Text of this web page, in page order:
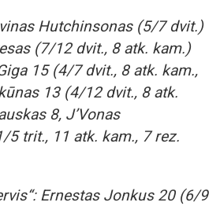
Hutchinsonas (5/7 dvit.)
(7/12 dvit., 8 atk. kam.)
15 (4/7 dvit., 8 atk. kam.,
13 (4/12 dvit., 8 atk.
8, J’Vonas
5 trit., 11 atk. kam., 7 rez.
Ernestas Jonkus 20 (6/9